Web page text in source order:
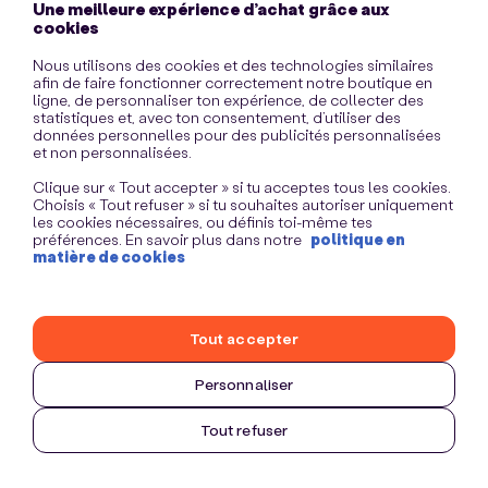
Une meilleure expérience d’achat grâce aux
cookies
Nous utilisons des cookies et des technologies similaires
afin de faire fonctionner correctement notre boutique en
ligne, de personnaliser ton expérience, de collecter des
statistiques et, avec ton consentement, d’utiliser des
données personnelles pour des publicités personnalisées
et non personnalisées.
Clique sur « Tout accepter » si tu acceptes tous les cookies.
Choisis « Tout refuser » si tu souhaites autoriser uniquement
les cookies nécessaires, ou définis toi-même tes
préférences. En savoir plus dans notre politique en
matière de cookies
Personnaliser
Tout refuser
Tout accepter